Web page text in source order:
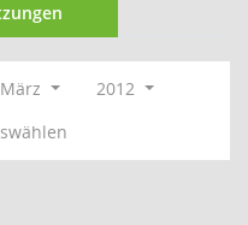
März
2012